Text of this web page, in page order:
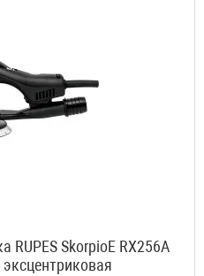
SkorpioE RX256A